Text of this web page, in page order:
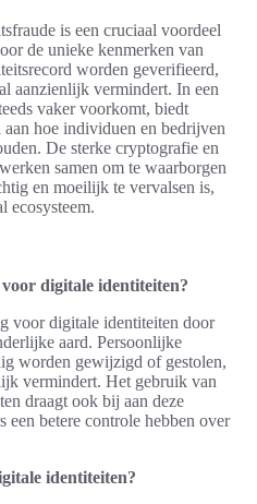
is een cruciaal voordeel
de unieke kenmerken van
worden geverifieerd,
aanzienlijk vermindert. In een
vaker voorkomt, biedt
hoe individuen en bedrijven
De sterke cryptografie en
samen om te waarborgen
en moeilijk te vervalsen is,
ecosysteem.
digitale identiteiten?
voor digitale identiteiten door
aard. Persoonlijke
worden gewijzigd of gestolen,
vermindert. Het gebruik van
draagt ook bij aan deze
betere controle hebben over
identiteiten?